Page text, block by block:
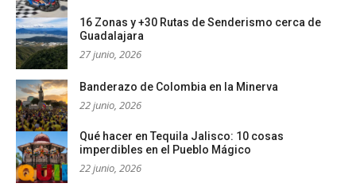
16 Zonas y +30 Rutas de Senderismo cerca de
Guadalajara
27 junio, 2026
Banderazo de Colombia en la Minerva
22 junio, 2026
Qué hacer en Tequila Jalisco: 10 cosas
imperdibles en el Pueblo Mágico
22 junio, 2026